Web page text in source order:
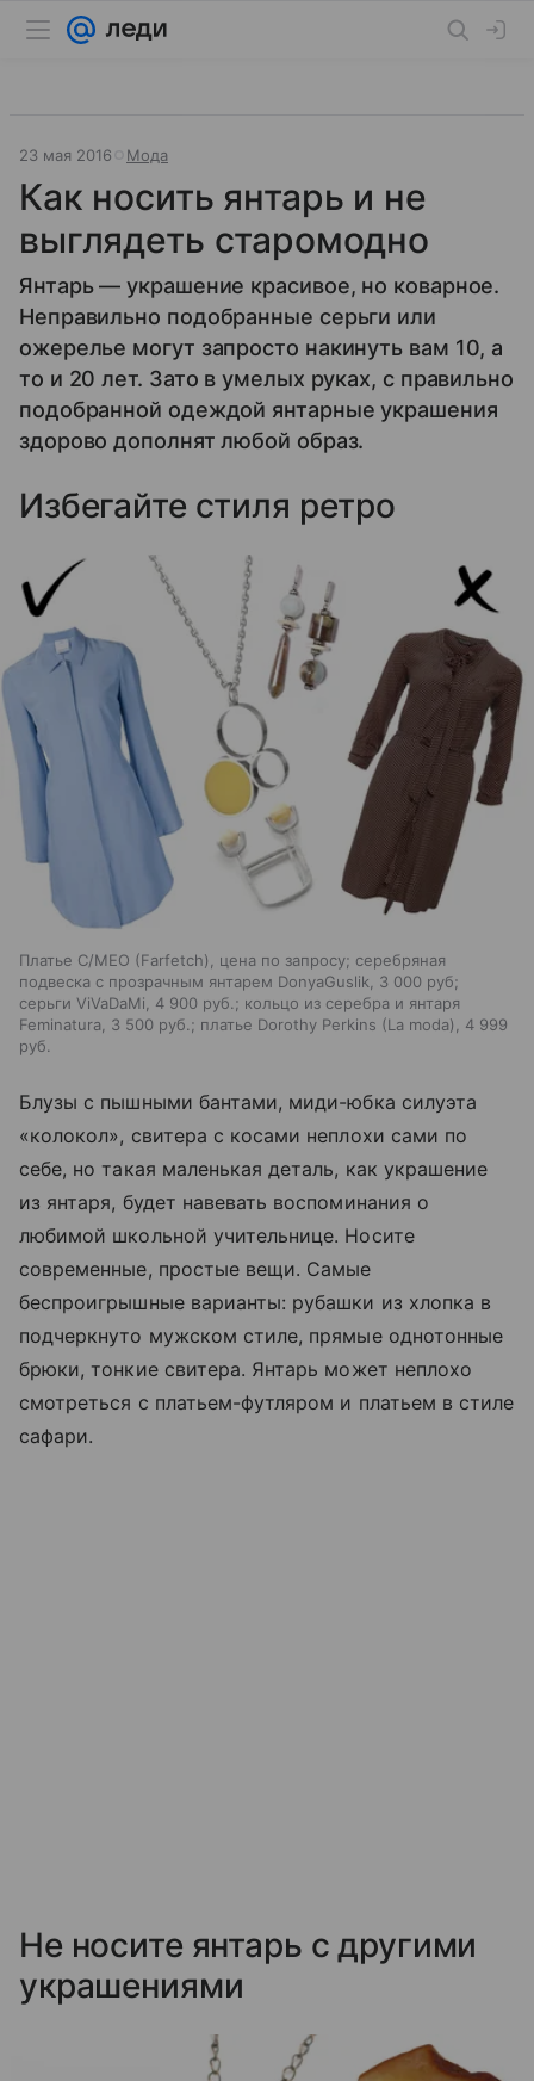
23 мая 2016 Мода
Как носить янтарь и не
выглядеть старомодно
Янтарь — украшение красивое, но коварное.
Неправильно подобранные серьги или
ожерелье могут запросто накинуть вам 10, а
то и 20 лет. Зато в умелых руках, с правильно
подобранной одеждой янтарные украшения
здорово дополнят любой образ.
Избегайте стиля ретро
Платье C/MEO (Farfetch), цена по запросу; серебряная
подвеска с прозрачным янтарем DonyaGuslik, 3 000 руб;
серьги ViVaDaMi, 4 900 руб.; кольцо из серебра и янтаря
Feminatura, 3 500 руб.; платье Dorothy Perkins (La moda), 4 999
руб.
Блузы с пышными бантами, миди-юбка силуэта
«колокол», свитера с косами неплохи сами по
себе, но такая маленькая деталь, как украшение
из янтаря, будет навевать воспоминания о
любимой школьной учительнице. Носите
современные, простые вещи. Самые
беспроигрышные варианты: рубашки из хлопка в
подчеркнуто мужском стиле, прямые однотонные
брюки, тонкие свитера. Янтарь может неплохо
смотреться с платьем-футляром и платьем в стиле
сафари.
Не носите янтарь с другими
украшениями